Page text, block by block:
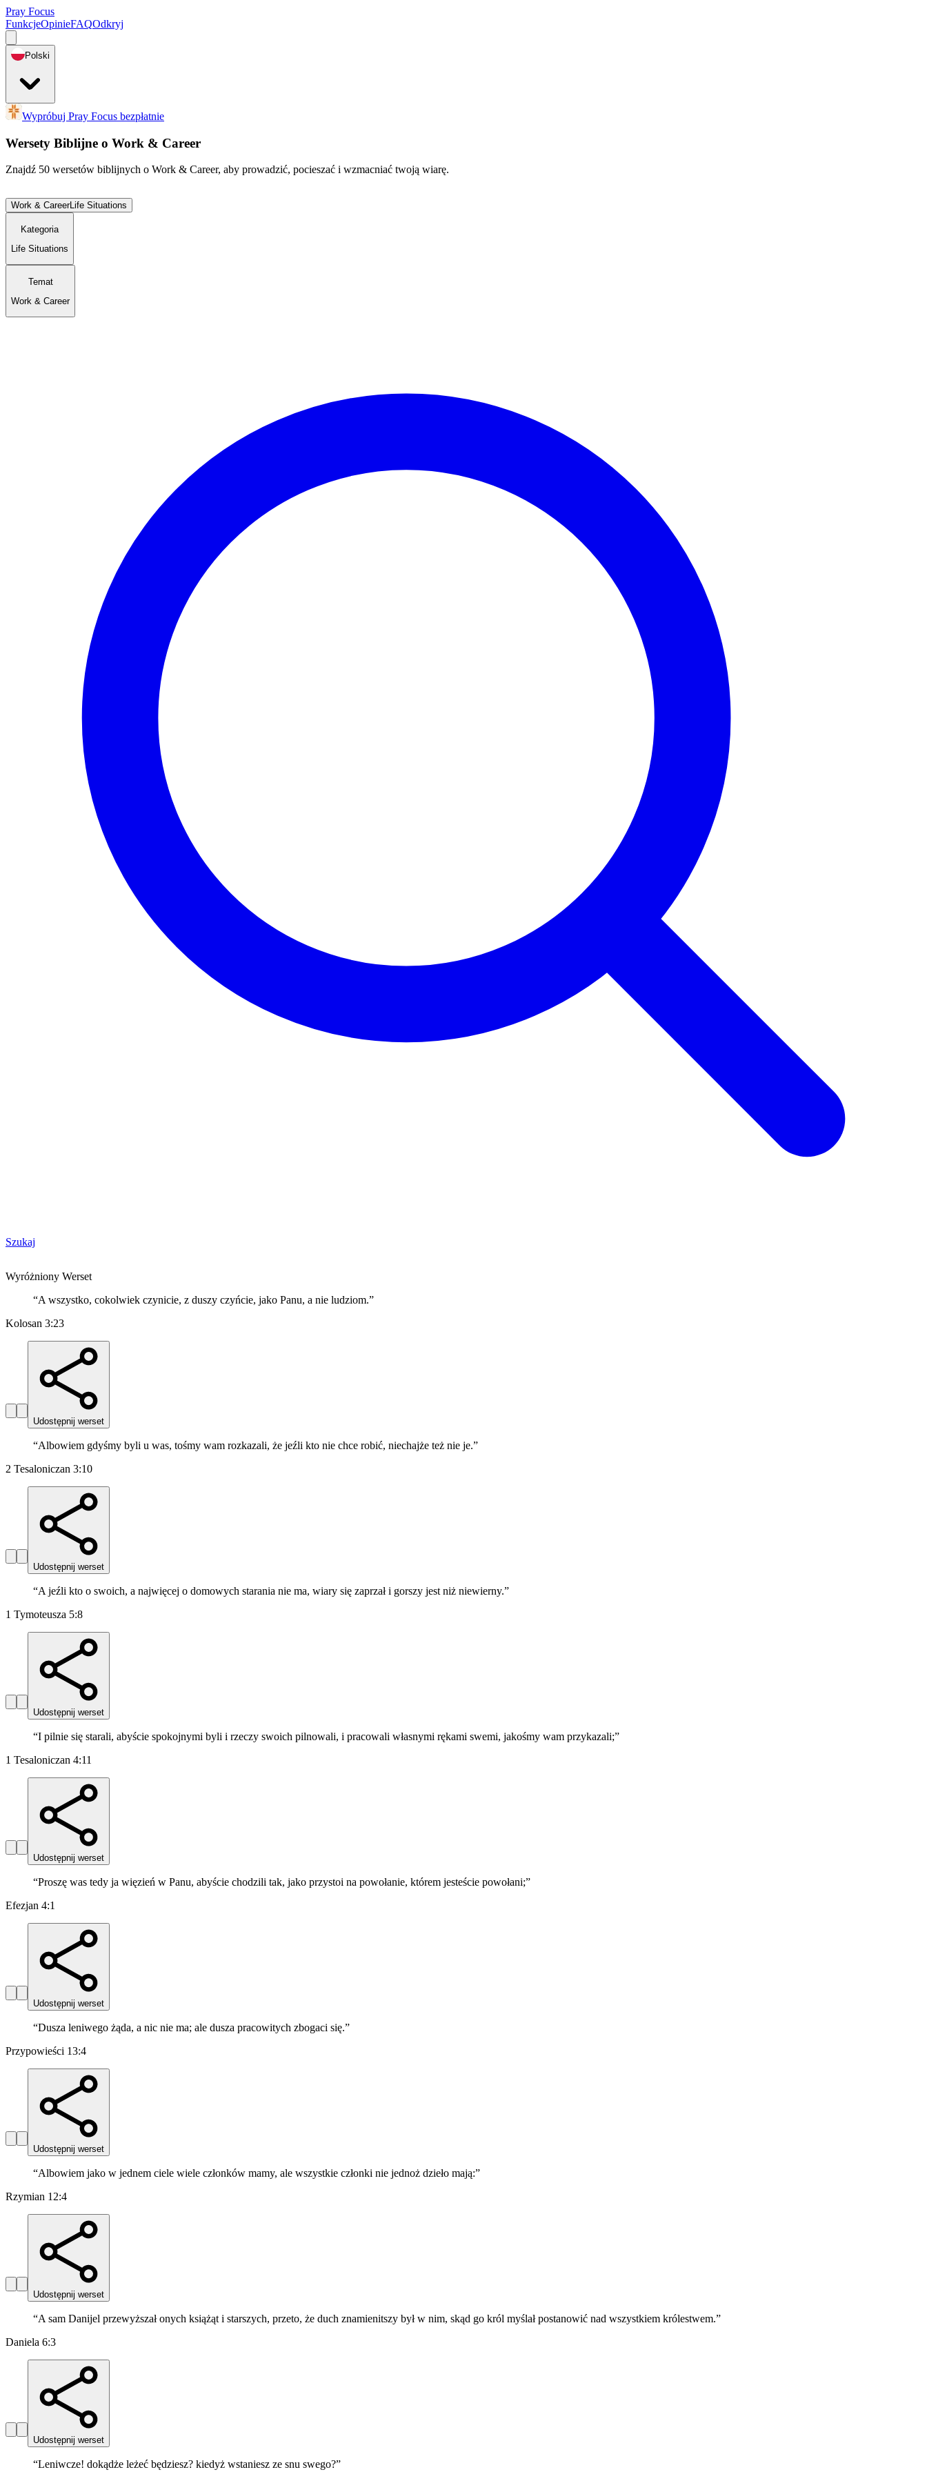
Pray Focus
FunkcjeOpinieFAQOdkryj
Polski
Wypróbuj Pray Focus bezpłatnie
Wersety Biblijne o Work & Career
Znajdź 50 wersetów biblijnych o Work & Career, aby prowadzić, pocieszać i wzmacniać twoją wiarę.
Work & CareerLife Situations
Kategoria
Life Situations
Temat
Work & Career
Szukaj
Wyróżniony Werset
“A wszystko, cokolwiek czynicie, z duszy czyńcie, jako Panu, a nie ludziom.”
Kolosan 3:23
Udostępnij werset
“Albowiem gdyśmy byli u was, tośmy wam rozkazali, że jeźli kto nie chce robić, niechajże też nie je.”
2 Tesaloniczan 3:10
Udostępnij werset
“A jeźli kto o swoich, a najwięcej o domowych starania nie ma, wiary się zaprzał i gorszy jest niż niewierny.”
1 Tymoteusza 5:8
Udostępnij werset
“I pilnie się starali, abyście spokojnymi byli i rzeczy swoich pilnowali, i pracowali własnymi rękami swemi, jakośmy wam przykazali;”
1 Tesaloniczan 4:11
Udostępnij werset
“Proszę was tedy ja więzień w Panu, abyście chodzili tak, jako przystoi na powołanie, którem jesteście powołani;”
Efezjan 4:1
Udostępnij werset
“Dusza leniwego żąda, a nic nie ma; ale dusza pracowitych zbogaci się.”
Przypowieści 13:4
Udostępnij werset
“Albowiem jako w jednem ciele wiele członków mamy, ale wszystkie członki nie jednoż dzieło mają:”
Rzymian 12:4
Udostępnij werset
“A sam Danijel przewyższał onych książąt i starszych, przeto, że duch znamienitszy był w nim, skąd go król myślał postanowić nad wszystkiem królestwem.”
Daniela 6:3
Udostępnij werset
“Leniwcze! dokądże leżeć będziesz? kiedyż wstaniesz ze snu swego?”